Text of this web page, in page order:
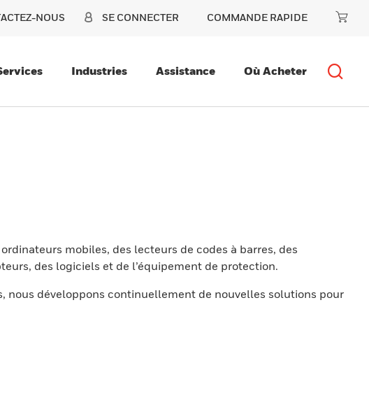
NOUS SE CONNECTER COMMANDE RAPIDE
Industries Assistance Où Acheter
mobiles, des lecteurs de codes à barres, des
des logiciels et de l’équipement de protection.
nous développons continuellement de nouvelles solutions pour